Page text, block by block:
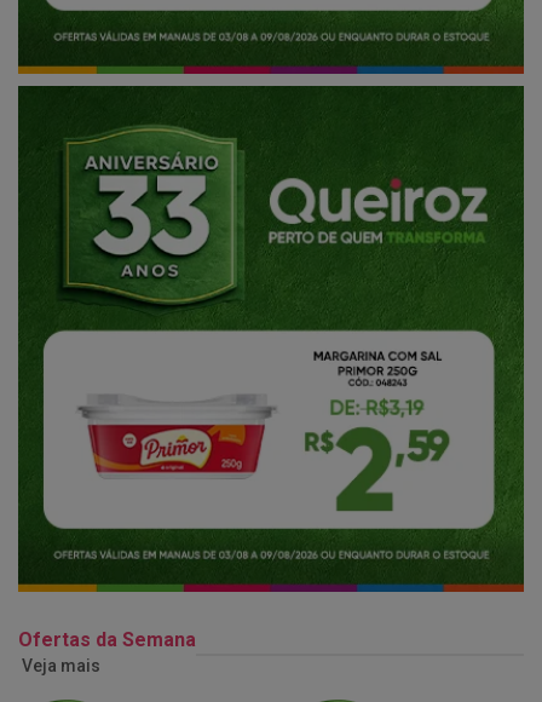
Ofertas da Semana
Veja mais